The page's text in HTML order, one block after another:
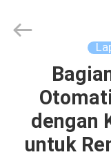
RUMAH
PRODUK
dengan
untuk